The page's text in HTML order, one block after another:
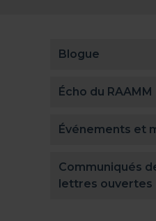
Blogue
Écho du RAAMM
Événements et
Communiqués
lettres ouvertes